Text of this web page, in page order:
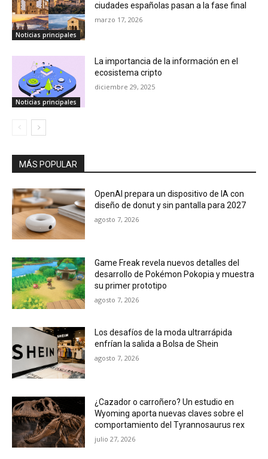
Noticias principales
ciudades españolas pasan a la fase final
marzo 17, 2026
Noticias principales
La importancia de la información en el
ecosistema cripto
diciembre 29, 2025
MÁS POPULAR
OpenAI prepara un dispositivo de IA con
diseño de donut y sin pantalla para 2027
agosto 7, 2026
Game Freak revela nuevos detalles del
desarrollo de Pokémon Pokopia y muestra
su primer prototipo
agosto 7, 2026
Los desafíos de la moda ultrarrápida
enfrían la salida a Bolsa de Shein
agosto 7, 2026
¿Cazador o carroñero? Un estudio en
Wyoming aporta nuevas claves sobre el
comportamiento del Tyrannosaurus rex
julio 27, 2026